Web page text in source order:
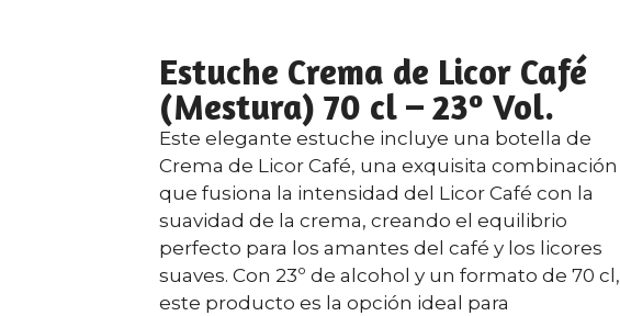
Estuche Crema de Licor Café
(Mestura) 70 cl – 23º Vol.
Este elegante estuche incluye una botella de
Crema de Licor Café, una exquisita combinación
que fusiona la intensidad del Licor Café con la
suavidad de la crema, creando el equilibrio
perfecto para los amantes del café y los licores
suaves. Con 23º de alcohol y un formato de 70 cl,
este producto es la opción ideal para